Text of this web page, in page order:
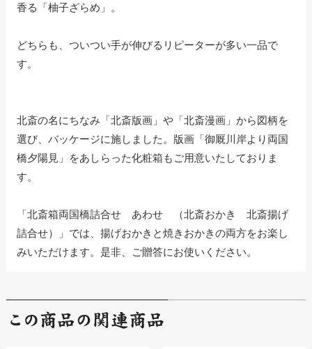
香る「柚子ざらめ」。
どちらも、ついつい手が伸びるリピーターが多い一品で
す。
北斎の名にちなみ「北斎版画」や「北斎漫画」から図柄を
選び、バッケージに施しました。版画「御厩川岸より両国
橋夕陽見」をあしらった化粧箱もご用意いたしておりま
す。
「北斎箱両国橋詰合せ あわせ （北斎おかき 北斎揚げ
詰合せ）」では、揚げおかきと焼きおかきの両方をお楽し
みいただけます。是非、ご贈答にお使いください。